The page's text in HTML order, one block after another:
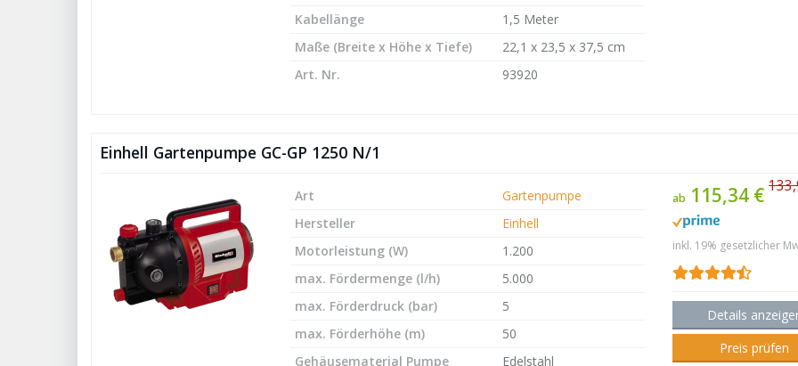
Kabellänge
1,5 Meter
Maße (Breite x Höhe x Tiefe)
22,1 x 23,5 x 37,5 cm
Art. Nr.
93920
Einhell Gartenpumpe GC-GP 1250 N/1
ab 115,34 €
inkl. 19% gesetzlicher
Details
Preis prüfen
Art
Gartenpumpe
Hersteller
Einhell
Motorleistung (W)
1.200
max. Fördermenge (l/h)
5.000
max. Förderdruck (bar)
5
max. Förderhöhe (m)
50
Gehäusematerial Pumpe
Edelstahl